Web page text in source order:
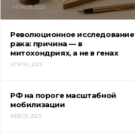
НОЯ 09, 2025
Революционное исследование
рака: причина — в
митохондриях, а не в генах
АПР 04, 2025
РФ на пороге масштабной
мобилизации
ФЕВ 05, 2025